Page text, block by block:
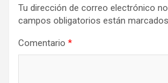
Tu dirección de correo electrónico
campos obligatorios están
Comentario *